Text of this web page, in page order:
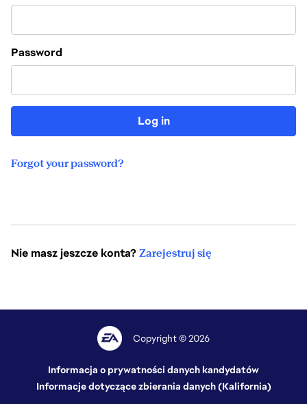
Password
Log in
Forgot your password?
Nie masz jeszcze konta? Zarejestruj się
Copyright © 2026
Informacja o prywatności danych kandydatów
Informacje dotyczące zbierania danych (Kalifornia)